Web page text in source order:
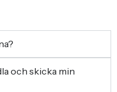
och skicka min